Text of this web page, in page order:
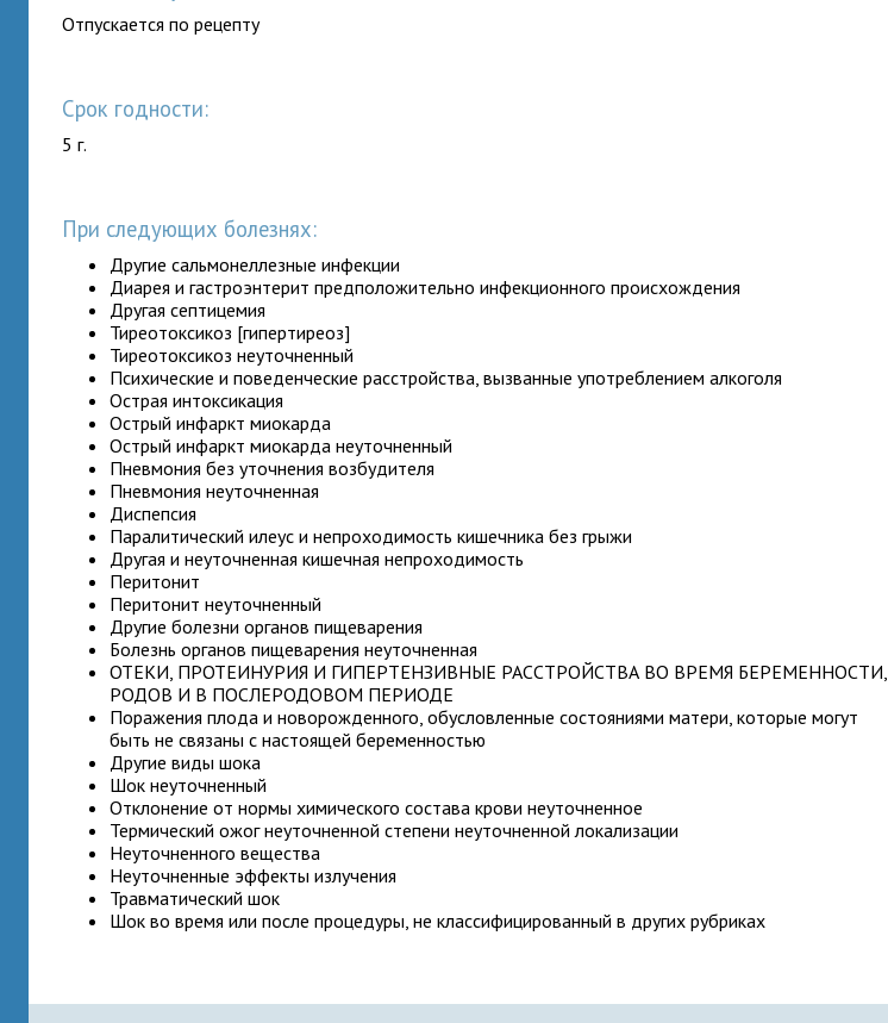
Отпускается по рецепту
Срок годности:
5 г.
При следующих болезнях:
Другие сальмонеллезные инфекции
Диарея и гастроэнтерит предположительно инфекционного происхождения
Другая септицемия
Тиреотоксикоз [гипертиреоз]
Тиреотоксикоз неуточненный
Психические и поведенческие расстройства, вызванные употреблением алкоголя
Острая интоксикация
Острый инфаркт миокарда
Острый инфаркт миокарда неуточненный
Пневмония без уточнения возбудителя
Пневмония неуточненная
Диспепсия
Паралитический илеус и непроходимость кишечника без грыжи
Другая и неуточненная кишечная непроходимость
Перитонит
Перитонит неуточненный
Другие болезни органов пищеварения
Болезнь органов пищеварения неуточненная
ОТЕКИ, ПРОТЕИНУРИЯ И ГИПЕРТЕНЗИВНЫЕ РАССТРОЙСТВА ВО ВРЕМЯ БЕРЕМЕННОСТИ,
РОДОВ И В ПОСЛЕРОДОВОМ ПЕРИОДЕ
Поражения плода и новорожденного, обусловленные состояниями матери, которые могут
быть не связаны с настоящей беременностью
Другие виды шока
Шок неуточненный
Отклонение от нормы химического состава крови неуточненное
Термический ожог неуточненной степени неуточненной локализации
Неуточненного вещества
Неуточненные эффекты излучения
Травматический шок
Шок во время или после процедуры, не классифицированный в других рубриках